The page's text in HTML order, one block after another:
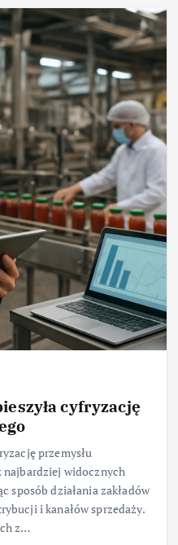
cyfryzację
przemysłu
najbardziej widocznych
sposób działania zakładów
i kanałów sprzedaży.
z…